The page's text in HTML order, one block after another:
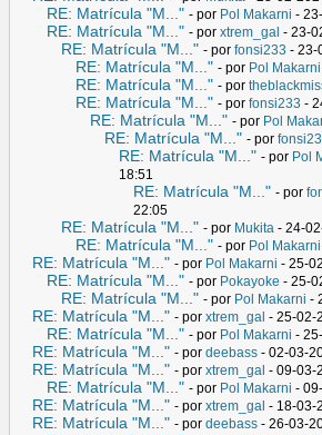
RE: Matrícula "M..." - por Pol Makarni -
RE: Matrícula "M..." - por xtrem_gal - 23-
RE: Matrícula "M..." - por fonsi233 - 23-
RE: Matrícula "M..." - por Pol Makarni
RE: Matrícula "M..." - por
RE: Matrícula "M..." - por fonsi233 -
RE: Matrícula "M..." - por Pol
RE: Matrícula "M..." - por
RE: Matrícula "M..." - por Pol
18:51
RE: Matrícula "M..." - por
22:05
RE: Matrícula "M..." - por Mukita - 24-
RE: Matrícula "M..." - por Pol Makarni
RE: Matrícula "M..." - por Pol Makarni - 25-
RE: Matrícula "M..." - por Pokayoke - 25-
RE: Matrícula "M..." - por Pol Makarni -
RE: Matrícula "M..." - por xtrem_gal - 25-02-
RE: Matrícula "M..." - por Pol Makarni -
RE: Matrícula "M..." - por deebass - 02-03-
RE: Matrícula "M..." - por xtrem_gal - 09-03-
RE: Matrícula "M..." - por Pol Makarni -
RE: Matrícula "M..." - por xtrem_gal - 18-03-
RE: Matrícula "M..." - por deebass - 26-03-